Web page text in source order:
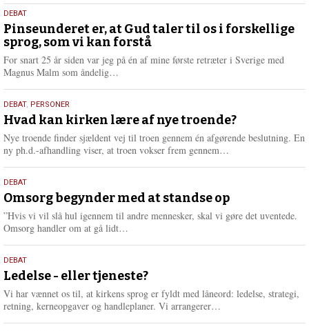
5.
august
2026
DEBAT
Pinseunderet er, at Gud taler til os i forskellige
sprog, som vi kan forstå
For snart 25 år siden var jeg på én af mine første retræter i Sverige med
Magnus Malm som åndelig…
e
r
e
25.
juli
2026
DEBAT, PERSONER
Hvad kan kirken lære af nye troende?
Nye troende finder sjældent vej til troen gennem én afgørende beslutning. En
ny ph.d.-afhandling viser, at troen vokser frem gennem…
e
r
e
9.
juli
2026
DEBAT
Omsorg begynder med at standse op
”Hvis vi vil slå hul igennem til andre mennesker, skal vi gøre det uventede.
Omsorg handler om at gå lidt…
e
r
e
10.
juni
2026
DEBAT
Ledelse - eller tjeneste?
Vi har vænnet os til, at kirkens sprog er fyldt med låneord: ledelse, strategi,
retning, kerneopgaver og handleplaner. Vi arrangerer…